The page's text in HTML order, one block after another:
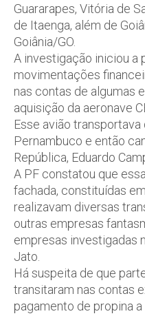
Guararapes, Vitória de
de Itaenga, além de
Goiânia/GO.
A investigação iniciou a
movimentações
nas contas de algumas
aquisição da aeronave
Esse avião
Pernambuco e então
República, Eduardo
A PF constatou que
fachada, constituídas
realizavam diversas
outras empresas
empresas investigadas
Jato.
Há suspeita de que
transitaram nas contas
pagamento de propina